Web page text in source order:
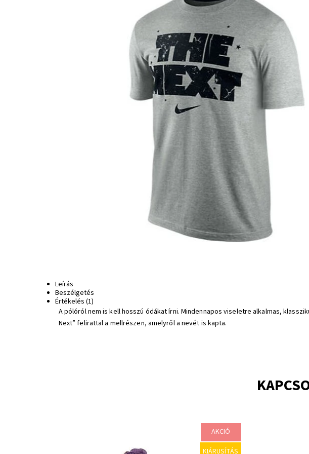
Leírás
Beszélgetés
Értékelés (1)
A pólóról nem is kell hosszú ódákat írni. Mindennapos viseletre alkalmas,
Next” felirattal a mellrészen, amelyről a nevét is kapta.
AKCIÓ
KIÁRUSÍTÁS
A közismert gyártótól származó modern cipő bárki